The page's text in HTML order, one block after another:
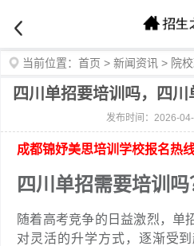
当前位置： 首页 > 新闻资讯 > 院
四川单招要培训吗，四
发布时间：2026-
成都锦妤美思培训学校报名热
四川单招需要培训吗
随着高考竞争的日益激烈，单
对灵活的升学方式，逐渐受